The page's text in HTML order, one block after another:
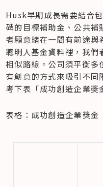
Husk早期成長需要結合
碑的目標補助金、公共補
者願意賭在一間有前途與
聰明人基金資料裡，我們
相似路線。公司須平衡多
有創意的方式來吸引不
考下表「成功創造企業奬
表格：成功創造企業獎金